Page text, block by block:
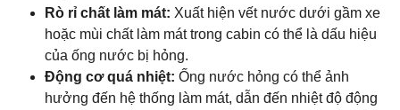
Rò rỉ chất làm mát: Xuất hiện vết nước dưới gầm xe
hoặc mùi chất làm mát trong cabin có thể là dấu hiệu
của ống nước bị hỏng.
Động cơ quá nhiệt: Ống nước hỏng có thể ảnh
hưởng đến hệ thống làm mát, dẫn đến nhiệt độ động